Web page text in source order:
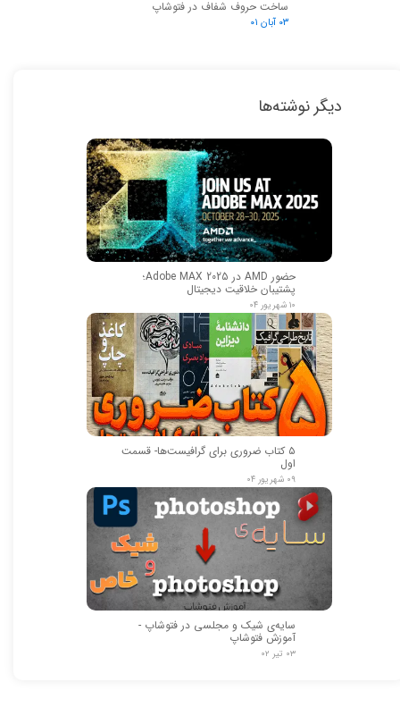
ساخت حروف شفاف در فتوشاپ
۰۳ آبان ۰۱
دیگر نوشته‌ها
حضور AMD در Adobe MAX 2025؛
پشتیبان خلاقیت دیجیتال
۱۰ شهریور ۰۴
۵ کتاب ضروری برای گرافیست‌ها- قسمت
اول
۰۹ شهریور ۰۴
سایه‌ی شیک و مجلسی در فتوشاپ -
آموزش فتوشاپ
۰۳ تیر ۰۲